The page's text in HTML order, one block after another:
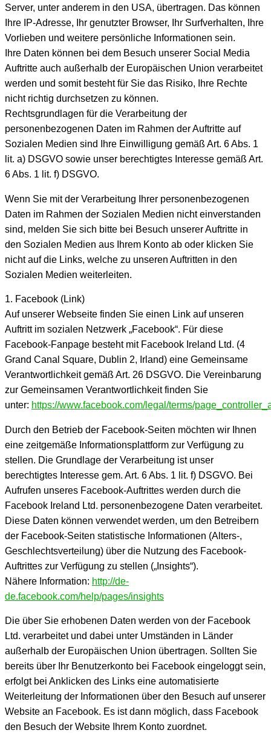
Server, unter anderem in den USA, übertragen. Das können
Ihre IP-Adresse, Ihr genutzter Browser, Ihr Surfverhalten, Ihre
Vorlieben und weitere persönliche Informationen sein.
Ihre Daten können bei dem Besuch unserer Social Media
Auftritte auch außerhalb der Europäischen Union verarbeitet
werden und somit besteht für Sie das Risiko, Ihre Rechte
nicht richtig durchsetzen zu können.
Rechtsgrundlagen für die Verarbeitung der
personenbezogenen Daten im Rahmen der Auftritte auf
Sozialen Medien sind Ihre Einwilligung gemäß Art. 6 Abs. 1
lit. a) DSGVO sowie unser berechtigtes Interesse gemäß Art.
6 Abs. 1 lit. f) DSGVO.
Wenn Sie mit der Verarbeitung Ihrer personenbezogenen
Daten im Rahmen der Sozialen Medien nicht einverstanden
sind, melden Sie sich bitte bei Besuch unserer Auftritte in
den Sozialen Medien aus Ihrem Konto ab oder klicken Sie
nicht auf die Links, welche zu unseren Auftritten in den
Sozialen Medien weiterleiten.
1. Facebook (Link)
Auf unserer Webseite finden Sie einen Link auf unseren
Auftritt im sozialen Netzwerk „Facebook“. Für diese
Facebook-Fanpage besteht mit Facebook Ireland Ltd. (4
Grand Canal Square, Dublin 2, Irland) eine Gemeinsame
Verantwortlichkeit gemäß Art. 26 DSGVO. Die Vereinbarung
zur Gemeinsamen Verantwortlichkeit finden Sie
unter: https://www.facebook.com/legal/terms/
Durch den Betrieb der Facebook-Seiten möchten wir Ihnen
eine zeitgemäße Informationsplattform zur Verfügung zu
stellen. Die Grundlage der Verarbeitung ist unser
berechtigtes Interesse gem. Art. 6 Abs. 1 lit. f) DSGVO. Bei
Aufrufen unseres Facebook-Auftrittes werden durch die
Facebook Ireland Ltd. personenbezogene Daten verarbeitet.
Diese Daten können verwendet werden, um den Betreibern
der Facebook-Seiten statistische Informationen (Alters-,
Geschlechtsverteilung) über die Nutzung des Facebook-
Auftrittes zur Verfügung zu stellen („Insights“).
Nähere Information: http://de-
de.facebook.com/help/pages/insights
Die über Sie erhobenen Daten werden von der Facebook
Ltd. verarbeitet und dabei unter Umständen in Länder
außerhalb der Europäischen Union übertragen. Sollten Sie
bereits über Ihr Benutzerkonto bei Facebook eingeloggt sein,
erfolgt bei Anklicken des Links eine automatisierte
Weiterleitung der Informationen über den Besuch auf unserer
Website an Facebook. Es ist dann möglich, dass Facebook
den Besuch der Website Ihrem Konto zuordnet.